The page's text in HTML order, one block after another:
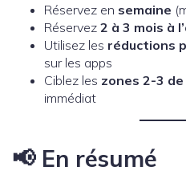
Réservez en semaine
Réservez 2 à 3 mois à
Utilisez les réductions
sur les apps
Ciblez les zones 2-3
immédiat
📢 En résumé